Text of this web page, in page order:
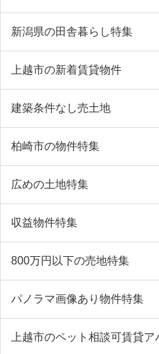
新潟県の田舎暮らし特集
上越市の新着賃貸物件
建築条件なし売土地
柏崎市の物件特集
広めの土地特集
収益物件特集
800万円以下の売地特集
パノラマ画像あり物件特集
上越市のペット相談可賃貸